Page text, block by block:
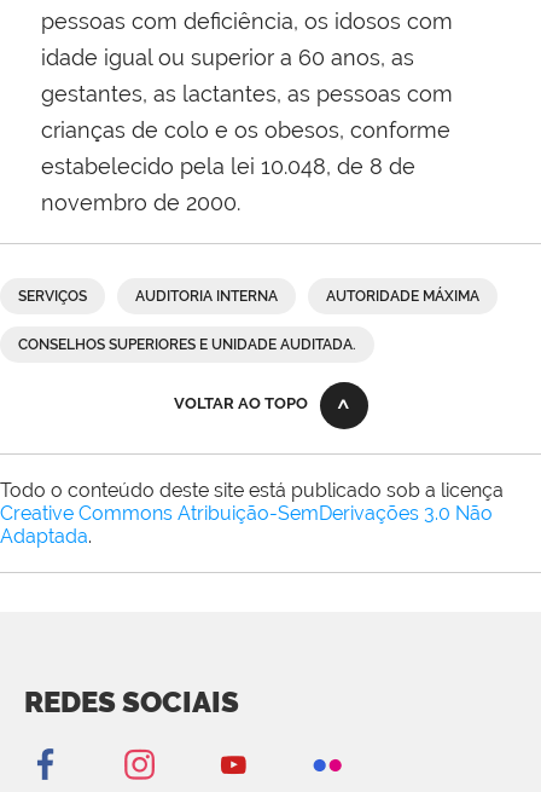
pessoas com deficiência, os idosos com
idade igual ou superior a 60 anos, as
gestantes, as lactantes, as pessoas com
crianças de colo e os obesos, conforme
estabelecido pela lei 10.048, de 8 de
novembro de 2000​.
SERVIÇOS AUDITORIA INTERNA AUTORIDADE MÁXIMA
CONSELHOS SUPERIORES E UNIDADE AUDITADA.
VOLTAR AO TOPO
Todo o conteúdo deste site está publicado sob a licença
Creative Commons Atribuição-SemDerivações 3.0 Não
Adaptada.
REDES SOCIAIS